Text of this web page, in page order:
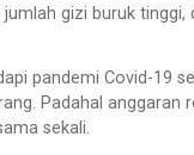
gizi buruk
pandemi Covid-19
Padahal anggaran
sekali.